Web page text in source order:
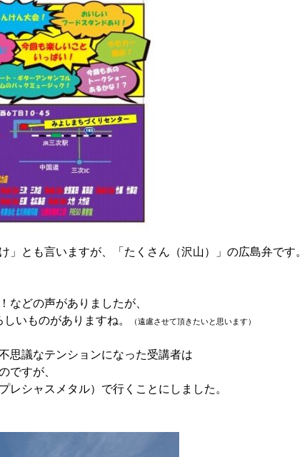
」とも言いますが、「たくさん（沢山）」の広島弁です。
などの声がありましたが、
いものがありますね。
（遠慮させて頂きたいと思います）
思議なテンションになった受講者は
ですが、
レシャスメタル）で行くことにしました。